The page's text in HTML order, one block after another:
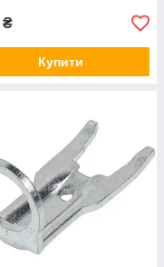
₴
Купити